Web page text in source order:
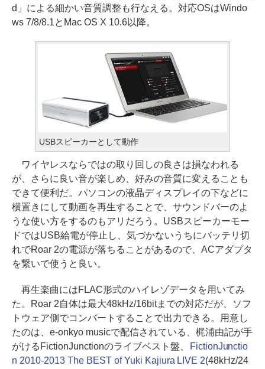
d」による細かい音質調整も行なえる。対応OSはWindo
ws 7/8/8.1とMac OS X 10.6以降。
USBスピーカーとして動作
ワイヤレスならではの取り回しの良さは損なわれる
が、さらに良い音が楽しめ、好みの音質に変えることも
できて便利だ。パソコンの液晶ディスプレイの下などに
横置きにして動画を再生することで、サウンドバーのよ
うな使い方をするのもアリだろう。USBスピーカーモー
ドではUSB給電が停止し、気づかないうちにバッテリ切
れでRoar 2の電源が落ちることがあるので、ACアダプタ
を繋いで使うと良い。
再生楽曲にはFLAC形式のハイレゾデータを用いてみ
た。Roar 2自体は最大48kHz/16bitまでの対応だが、ソフ
トウェア側でコンバートすることで出力できる。用意し
たのは、e-onkyo musicで配信されている、梶浦由記が手
がけるFictionJunctionのライブベスト盤、
FictionJunctio
n 2010-2013 The BEST of Yuki Kajiura LIVE 2(48kHz/24